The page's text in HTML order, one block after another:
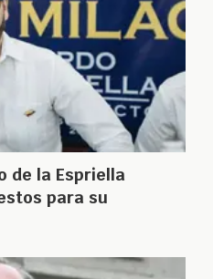
de la Espriella
para su